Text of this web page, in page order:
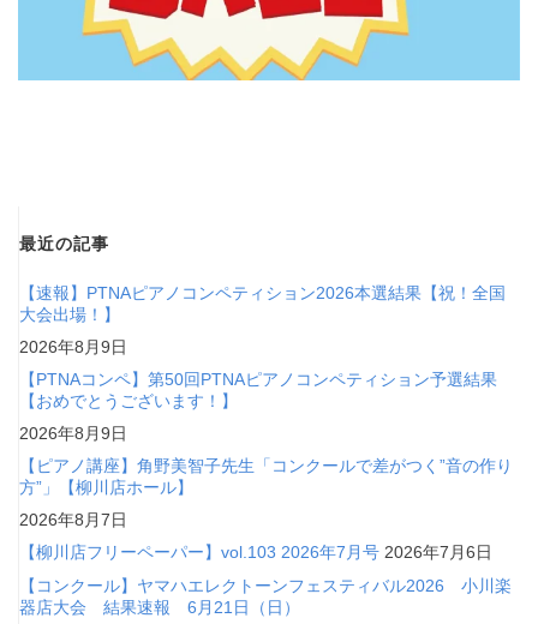
最近の記事
【速報】PTNAピアノコンペティション2026本選結果【祝！全国
大会出場！】
2026年8月9日
【PTNAコンペ】第50回PTNAピアノコンペティション予選結果
【おめでとうございます！】
2026年8月9日
【ピアノ講座】角野美智子先生「コンクールで差がつく”音の作り
方”」【柳川店ホール】
2026年8月7日
【柳川店フリーペーパー】vol.103 2026年7月号 2026年7月6日
【コンクール】ヤマハエレクトーンフェスティバル2026 小川楽
器店大会 結果速報 6月21日（日）